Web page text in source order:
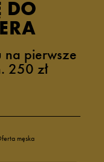
DO
pierwsze
250 zł
męska